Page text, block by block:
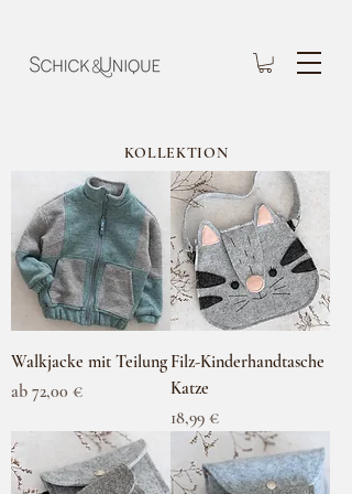
KOLLEKTION
Walkjacke mit Teilung
ab 72,00 €
Sale-Preis
Filz-Kinderhandtasche
Katze
Preis
18,99 €